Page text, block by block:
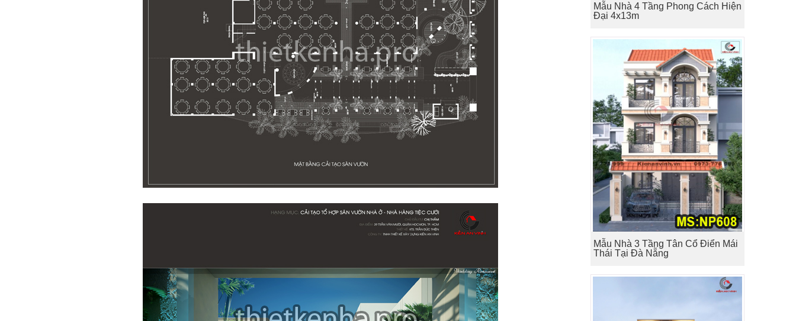
Mẫu Nhà 4 Tầng Phong Cách Hiện
Đại 4x13m
Mẫu Nhà 3 Tầng Tân Cổ Điển Mái
Thái Tại Đà Nẵng